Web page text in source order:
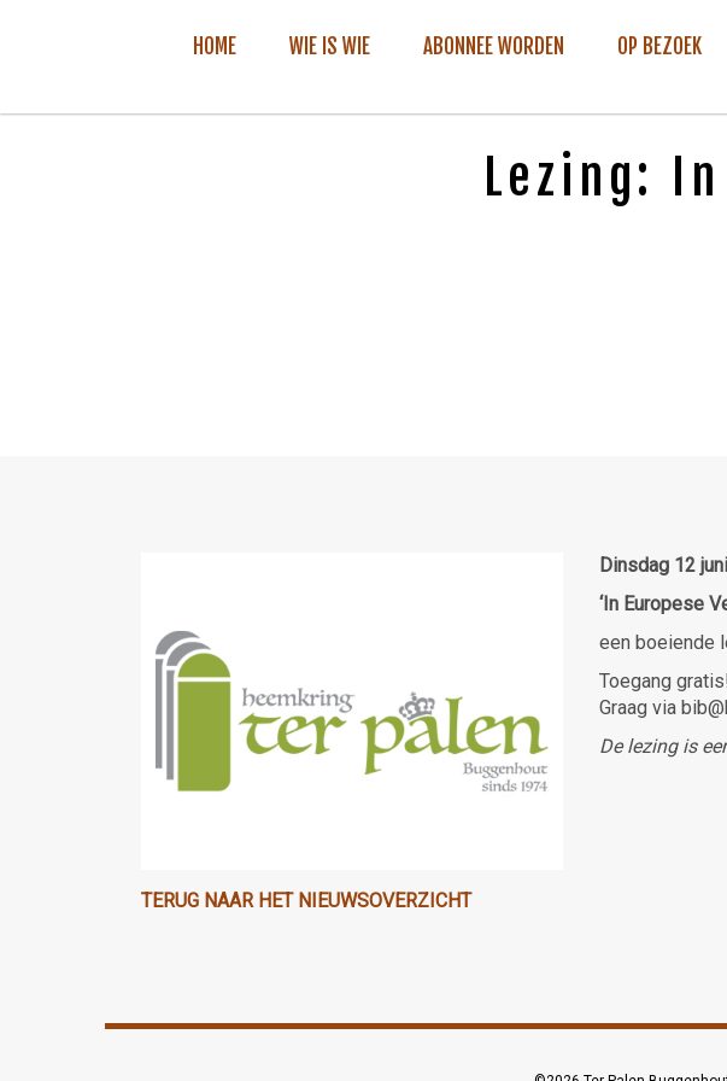
HOME WIE IS WIE ABONNEE WORDEN OP BEZOEK
Lezing:
Dinsdag 12
‘In Europese
een boeiende
Toegang
Graag via
De lezing is
TERUG NAAR HET NIEUWSOVERZICHT